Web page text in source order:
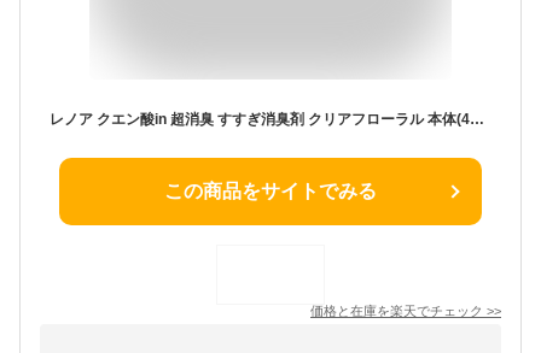
レノア クエン酸in 超消臭 すすぎ消臭剤 クリアフローラル 本体(430ml)【レノア超消臭】
この商品をサイトでみる
価格と在庫を楽天でチェック >>